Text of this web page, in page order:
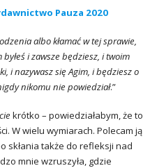
Pauza 2020
albo kłamać w tej sprawie,
i zawsze będziesz, i twoim
i nazywasz się Agim, i będziesz o
nikomu nie powiedział.”
krótko – powiedziałabym, że to
W wielu wymiarach. Polecam ją
skłania także do refleksji nad
mnie wzruszyła, gdzie